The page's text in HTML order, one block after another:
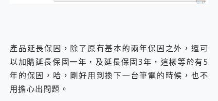
產品延長保固，除了原有基本的兩年保固之外，還可
以加購延長保固一年，及延長保固3年，這樣等於有5
年的保固，哈，剛好用到換下一台筆電的時候，也不
用擔心出問題。